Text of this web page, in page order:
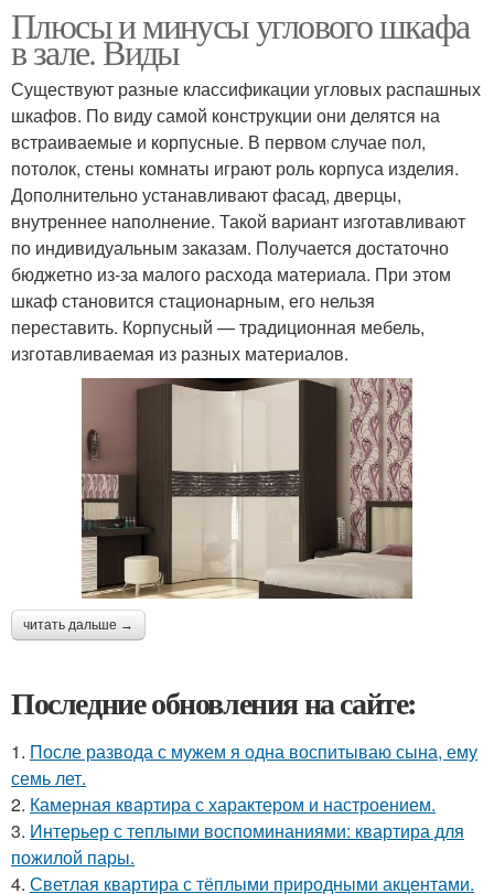
Плюсы и минусы углового шкафа
в зале. Виды
Существуют разные классификации угловых распашных
шкафов. По виду самой конструкции они делятся на
встраиваемые и корпусные. В первом случае пол,
потолок, стены комнаты играют роль корпуса изделия.
Дополнительно устанавливают фасад, дверцы,
внутреннее наполнение. Такой вариант изготавливают
по индивидуальным заказам. Получается достаточно
бюджетно из-за малого расхода материала. При этом
шкаф становится стационарным, его нельзя
переставить. Корпусный — традиционная мебель,
изготавливаемая из разных материалов.
читать дальше →
Последние обновления на сайте:
1. После развода с мужем я одна воспитываю сына, ему
семь лет.
2. Камерная квартира с характером и настроением.
3. Интерьер с теплыми воспоминаниями: квартира для
пожилой пары.
4. Светлая квартира с тёплыми природными акцентами.